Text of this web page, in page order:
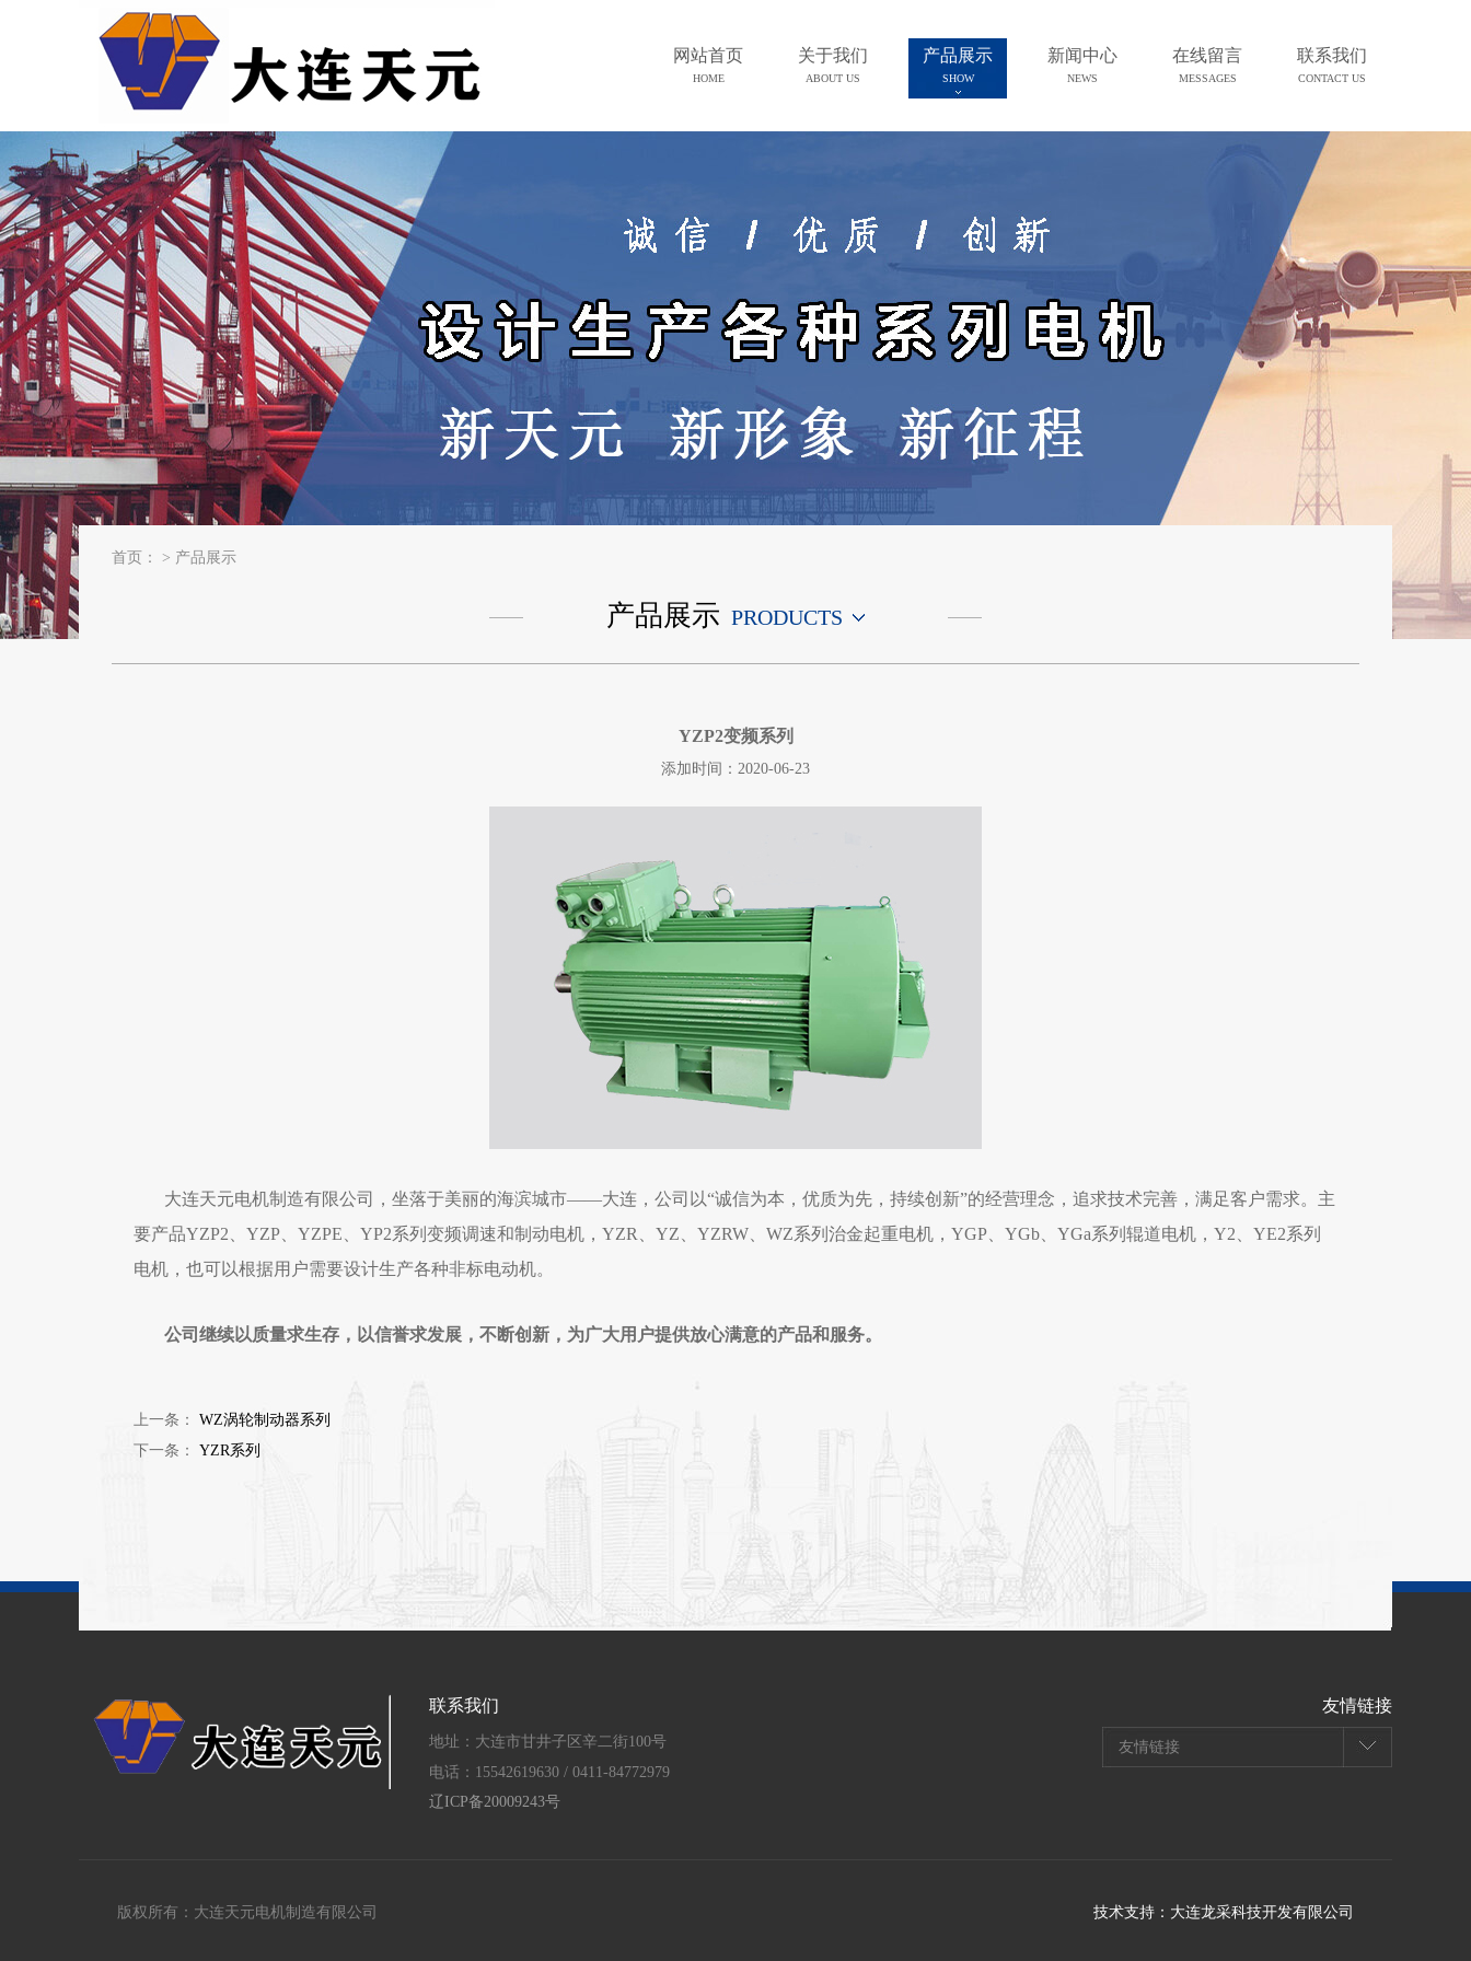
网站首页
HOME
关于我们
ABOUT US
产品展示
SHOW
新闻中心
NEWS
在线留言
MESSAGES
联系我们
CONTACT US
首页： > 产品展示
产品展示 PRODUCTS
YZP2变频系列
添加时间：2020-06-23
大连天元电机制造有限公司，坐落于美丽的海滨城市——大连，公司以“诚信为本，优质为先，持续创新”的经营理念，追求技术完善，满足客户需求。主
要产品YZP2、YZP、YZPE、YP2系列变频调速和制动电机，YZR、YZ、YZRW、WZ系列治金起重电机，YGP、YGb、YGa系列辊道电机，Y2、YE2系列
电机，也可以根据用户需要设计生产各种非标电动机。
公司继续以质量求生存，以信誉求发展，不断创新，为广大用户提供放心满意的产品和服务。
上一条： WZ涡轮制动器系列
下一条： YZR系列
联系我们
地址：大连市甘井子区辛二街100号
电话： 15542619630 / 0411-84772979
辽ICP备20009243号
友情链接
友情链接
版权所有：大连天元电机制造有限公司 技术支持： 大连龙采科技开发有限公司